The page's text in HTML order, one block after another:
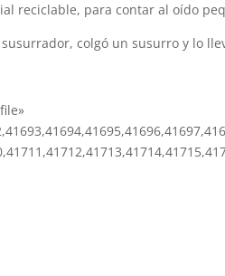
reciclable, para contar al oído
colgó un susurro y lo